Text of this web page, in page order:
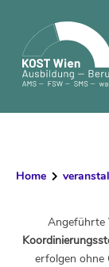
content
Home
Angeführte
erfolgen ohne